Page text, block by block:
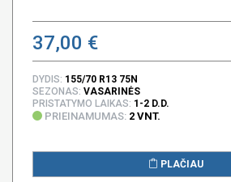
37,00 €
DYDIS: 155/70 R13 75N
SEZONAS: VASARINĖS
PRISTATYMO LAIKAS: 1-2 D.D.
PRIEINAMUMAS: 2 VNT.
PLAČIAU